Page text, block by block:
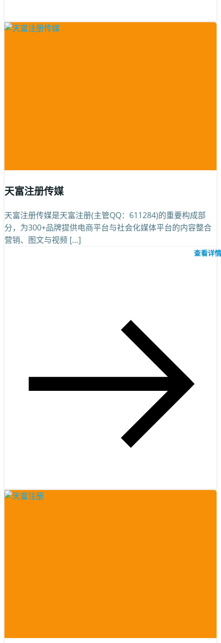
天富注册传媒
天富注册传媒是天富注册(主管QQ：611284)的重要构成部
分，为300+品牌提供电商平台与社会化媒体平台的内容整合
营销、图文与视频 […]
查看详情